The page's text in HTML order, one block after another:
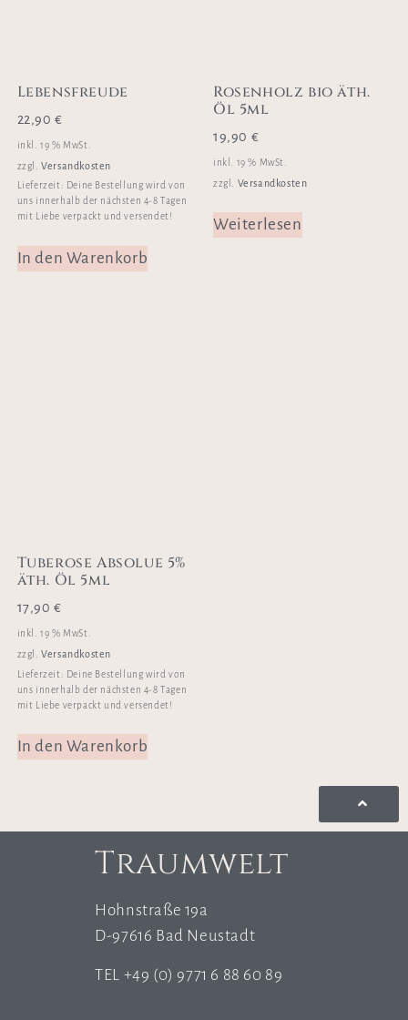
Lebensfreude
22,90€
inkl. 19 % MwSt.
zzgl.Versandkosten
Lieferzeit: Deine Bestellung wird von
uns innerhalb der nächsten 4-8 Tagen
mit Liebe verpackt und versendet!
In den Warenkorb
Rosenholz bio äth.
Öl 5ml
19,90 €
inkl. 19 % MwSt.
zzgl. Versandkosten
Weiterlesen
Tuberose Absolue 5%
äth. Öl 5ml
17,90€
inkl. 19 % MwSt.
zzgl.Versandkosten
Lieferzeit: Deine Bestellung wird von
uns innerhalb der nächsten 4-8 Tagen
mit Liebe verpackt und versendet!
In den Warenkorb
Traumwelt
Hohnstraße 19a
D-97616 Bad Neustadt
TEL +49 (0) 9771 6 88 60 89